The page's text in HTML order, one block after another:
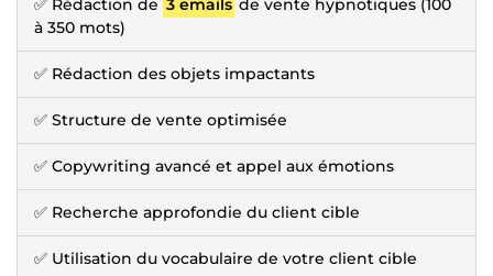
✅ Rédaction de 3 emails de vente hypnotiques (100
à 350 mots)
✅ Rédaction des objets impactants
✅ Structure de vente optimisée
✅ Copywriting avancé et appel aux émotions
✅ Recherche approfondie du client cible
✅ Utilisation du vocabulaire de votre client cible